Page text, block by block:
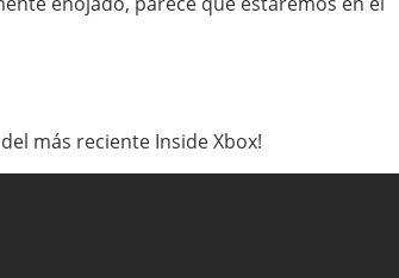
más reciente Inside Xbox!